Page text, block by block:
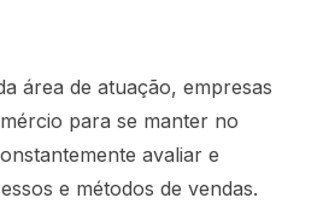
área de atuação, empresas
para se manter no
avaliar e
e métodos de vendas.